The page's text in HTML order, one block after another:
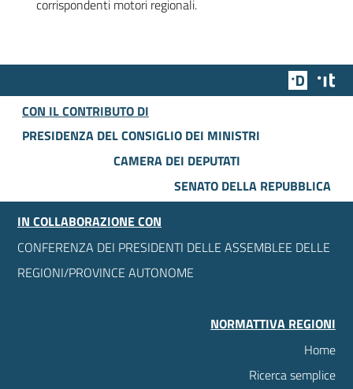
corrispondenti motori regionali.
Team
CON IL CONTRIBUTO DI
PRESIDENZA DEL CONSIGLIO DEI MINISTRI
CAMERA DEI DEPUTATI
SENATO DELLA REPUBBLICA
IN COLLABORAZIONE CON
CONFERENZA DEI PRESIDENTI DELLE ASSEMBLEE DELLE
REGIONI/PROVINCE AUTONOME
NORMATTIVA REGIONI
Home
Ricerca semplice